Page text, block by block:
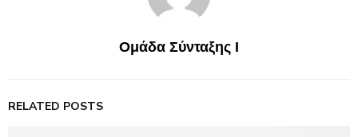
Ομάδα Σύνταξης Ι
RELATED POSTS